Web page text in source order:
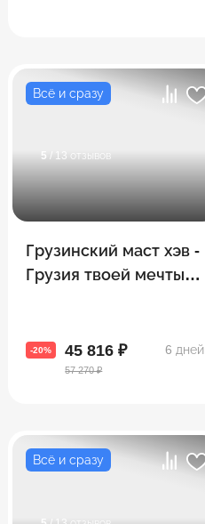
Всё и сразу
5 / 13 отзывов
Грузинский маст хэв -
Грузия твоей мечты! 8
-20% 45 816 ₽
57 270 ₽
6 дней
Всё и сразу